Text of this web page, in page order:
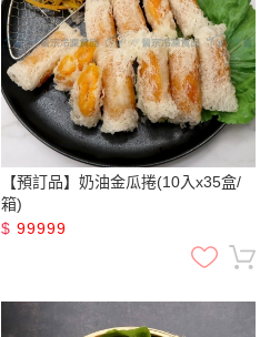
【預訂品】奶油金瓜捲(10入x35盒/
箱)
$99999